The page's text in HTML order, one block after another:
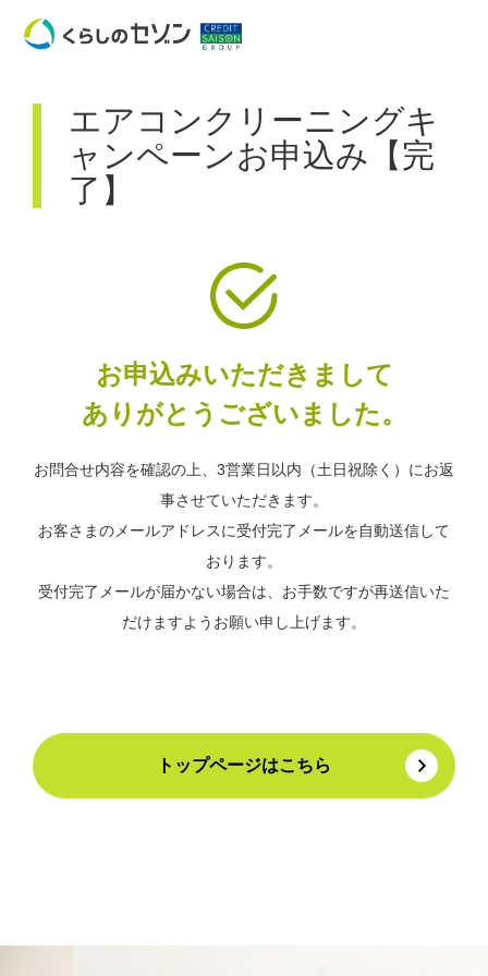
エアコンクリーニングキ
ャンペーンお申込み【完
了】
お申込みいただきまして
ありがとうございました。
お問合せ内容を確認の上、3営業日以内（土日祝除く）にお返
事させていただきます。
お客さまのメールアドレスに受付完了メールを自動送信して
おります。
受付完了メールが届かない場合は、お手数ですが再送信いた
だけますようお願い申し上げます。
トップページはこちら